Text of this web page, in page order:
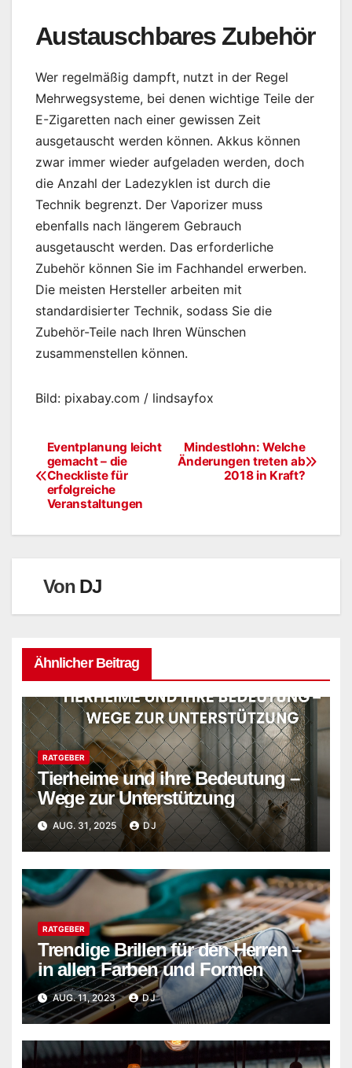
Austauschbares Zubehör
Wer regelmäßig dampft, nutzt in der Regel
Mehrwegsysteme, bei denen wichtige Teile der
E-Zigaretten nach einer gewissen Zeit
ausgetauscht werden können. Akkus können
zwar immer wieder aufgeladen werden, doch
die Anzahl der Ladezyklen ist durch die
Technik begrenzt. Der Vaporizer muss
ebenfalls nach längerem Gebrauch
ausgetauscht werden. Das erforderliche
Zubehör können Sie im Fachhandel erwerben.
Die meisten Hersteller arbeiten mit
standardisierter Technik, sodass Sie die
Zubehör-Teile nach Ihren Wünschen
zusammenstellen können.
Bild: pixabay.com / lindsayfox
BeitragsnavigationMindestlohn: Welche
Änderungen treten ab
2018 in Kraft?
Eventplanung leicht
gemacht – die
Checkliste für
erfolgreiche
Veranstaltungen
Von DJ
Ähnlicher Beitrag
RATGEBER
Tierheime und ihre Bedeutung –
Wege zur Unterstützung
AUG. 31, 2025 DJ
RATGEBER
Trendige Brillen für den Herren –
in allen Farben und Formen
AUG. 11, 2023 DJ